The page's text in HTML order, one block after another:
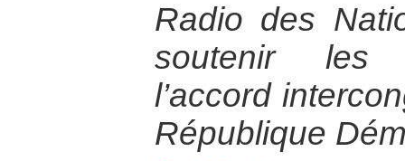
Radio des
soutenir les
l’accord
République